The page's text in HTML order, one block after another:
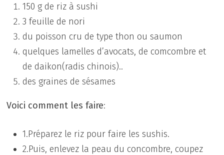
150 g de riz à sushi
3 feuille de nori
du poisson cru de type thon ou saumon
quelques lamelles d’avocats, de comcombre et
de daikon(radis chinois)..
des graines de sésames
Voici comment les faire:
1.Préparez le riz pour faire les sushis.
2.Puis, enlevez la peau du concombre, coupez